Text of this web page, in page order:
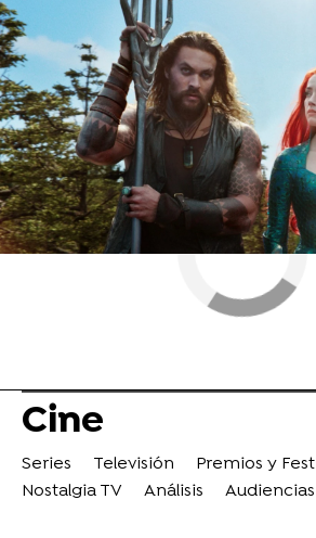
Johnny Depp Animales
ObjetivoTV » Cine
Cine
Series Televisión Premios y
Nostalgia TV
Análisis Audiencias